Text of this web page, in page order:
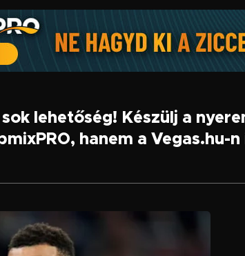
lehetőség! Készülj a
hanem a